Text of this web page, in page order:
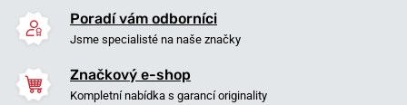
Poradí vám odborníci
Jsme specialisté na naše značky
Značkový e-shop
Kompletní nabídka s garancí originality